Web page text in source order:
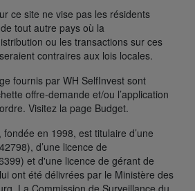
ce site ne vise pas les résidents
tout autre pays où la
ou les transactions sur ces
contraires aux lois locales.
fournis par WH SelfInvest sont
offre-demande et/ou l’application
Visitez la page Budget.
en 1998, est titulaire d’une
d’une licence de
et d'une licence de gérant de
ont été délivrées par le Ministère des